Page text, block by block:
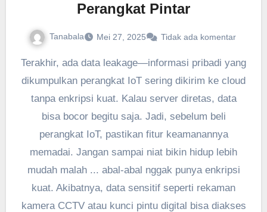
Perangkat Pintar
Tanabala Mei 27, 2025 Tidak ada komentar
Terakhir, ada data leakage—informasi pribadi yang
dikumpulkan perangkat IoT sering dikirim ke cloud
tanpa enkripsi kuat. Kalau server diretas, data
bisa bocor begitu saja. Jadi, sebelum beli
perangkat IoT, pastikan fitur keamanannya
memadai. Jangan sampai niat bikin hidup lebih
mudah malah ... abal-abal nggak punya enkripsi
kuat. Akibatnya, data sensitif seperti rekaman
kamera CCTV atau kunci pintu digital bisa diakses